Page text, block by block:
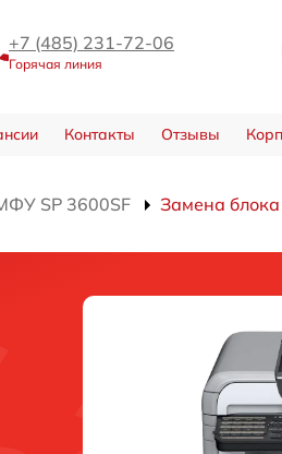
+7 (485) 231-72-06
Горячая линия
Контакты Отзывы
SP 3600SF Замена